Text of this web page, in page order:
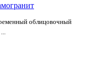
облицовочный